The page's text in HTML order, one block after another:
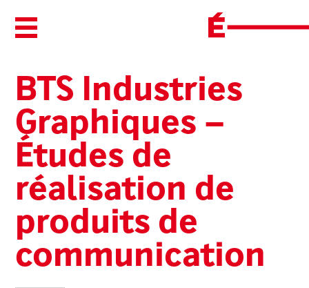
Ouvrir/Fermer le menu
BTS Industries
Graphiques –
Études de
réalisation de
produits de
communication